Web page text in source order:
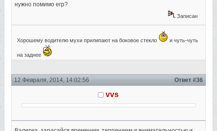
нужно помимо егр?
Записан
Хорошему водителю мухи прилипают на боковое стекло и чуть-чуть
на заднее
12 Февраля, 2014, 14:02:56 Ответ #36
vvs